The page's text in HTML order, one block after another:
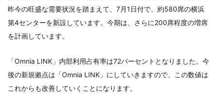
昨今の旺盛な需要状況を踏まえて、7月1日付で、約580席の横浜
第4センターを新設しています。今期は、さらに200席程度の増席
を計画しています。
「Omnia LINK」内部利用占有率は72パーセントとなりました。今
後の新規拠点は「Omnia LINK」にしていきますので、この数値は
これからも改善していくことになります。